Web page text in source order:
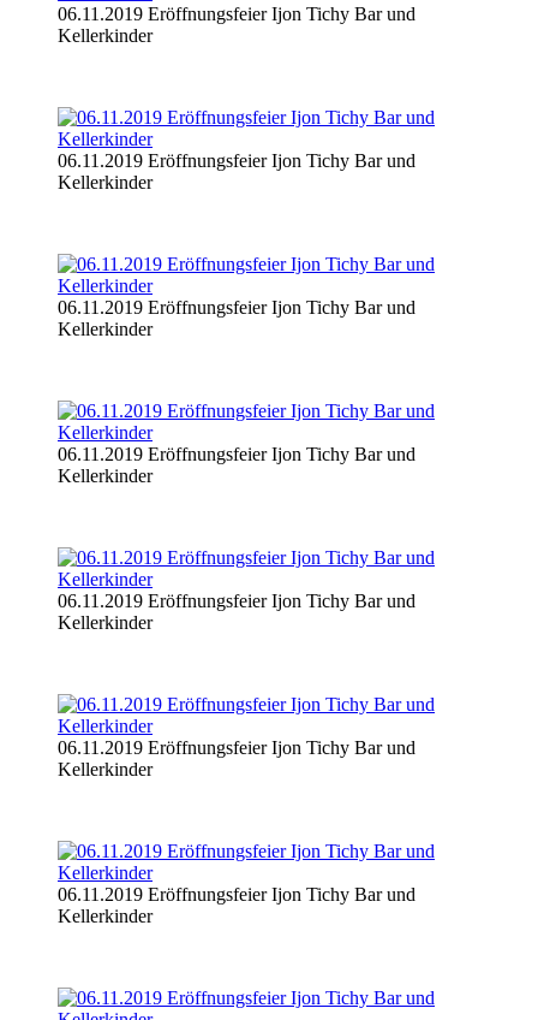
06.11.2019 Eröffnungsfeier Ijon Tichy Bar und
Kellerkinder
06.11.2019 Eröffnungsfeier Ijon Tichy Bar und
Kellerkinder
06.11.2019 Eröffnungsfeier Ijon Tichy Bar und
Kellerkinder
06.11.2019 Eröffnungsfeier Ijon Tichy Bar und
Kellerkinder
06.11.2019 Eröffnungsfeier Ijon Tichy Bar und
Kellerkinder
06.11.2019 Eröffnungsfeier Ijon Tichy Bar und
Kellerkinder
06.11.2019 Eröffnungsfeier Ijon Tichy Bar und
Kellerkinder